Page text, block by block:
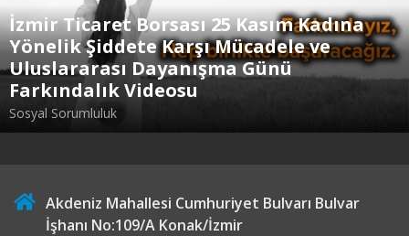
İzmir Ticaret Borsası 25 Kasım ‪Kadına
Yönelik Şiddete Karşı Mücadele ve
Uluslararası Dayanışma Günü
Farkındalık Videosu
Sosyal Sorumluluk
Akdeniz Mahallesi Cumhuriyet Bulvarı Bulvar
İşhanı No:109/A Konak/İzmir